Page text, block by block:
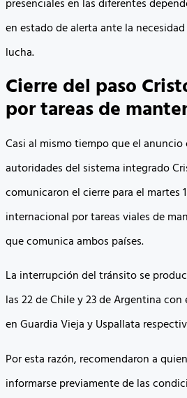
presenciales en las diferentes
en estado de alerta ante la
lucha.
Cierre del paso
por tareas de
Casi al mismo tiempo que el anuncio
autoridades del sistema integrado
comunicaron el cierre para el martes
internacional por tareas viales de
que comunica ambos países.
La interrupción del tránsito se
las 22 de Chile y 23 de Argentina
en Guardia Vieja y Uspallata
Por esta razón, recomendaron a
informarse previamente de las